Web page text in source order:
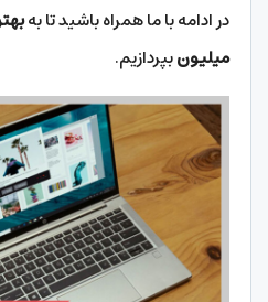
در ادامه با ما همراه باشید تا به
میلیونبپردازیم.